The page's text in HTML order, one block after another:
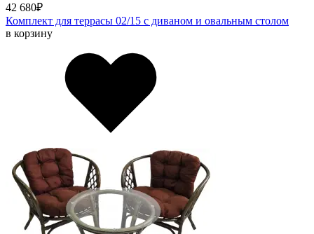
42 680₽
Комплект для террасы 02/15 с диваном и овальным столом
в корзину